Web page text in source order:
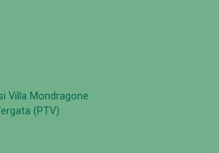
Villa Mondragone
(PTV)